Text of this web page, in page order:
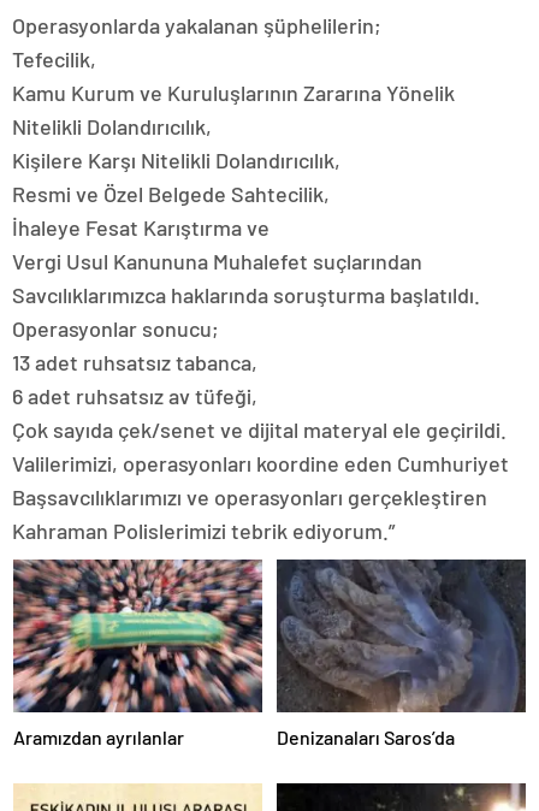
Operasyonlarda yakalanan şüphelilerin;
Tefecilik,
Kamu Kurum ve Kuruluşlarının Zararına Yönelik
Nitelikli Dolandırıcılık,
Kişilere Karşı Nitelikli Dolandırıcılık,
Resmi ve Özel Belgede Sahtecilik,
İhaleye Fesat Karıştırma ve
Vergi Usul Kanununa Muhalefet suçlarından
Savcılıklarımızca haklarında soruşturma başlatıldı.
Operasyonlar sonucu;
13 adet ruhsatsız tabanca,
6 adet ruhsatsız av tüfeği,
Çok sayıda çek/senet ve dijital materyal ele geçirildi.
Valilerimizi, operasyonları koordine eden Cumhuriyet
Başsavcılıklarımızı ve operasyonları gerçekleştiren
Kahraman Polislerimizi tebrik ediyorum.”
Aramızdan ayrılanlar Denizanaları Saros’da